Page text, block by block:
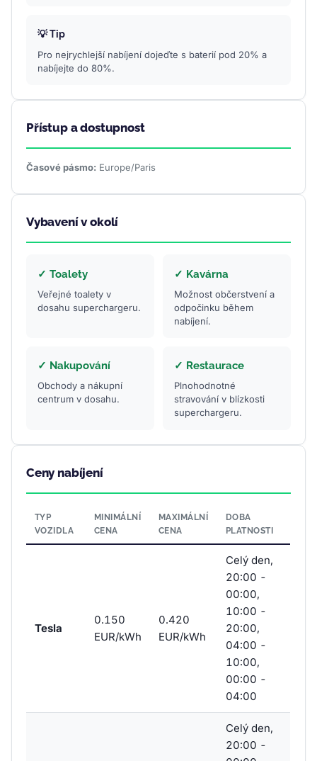
💡 Tip
Pro nejrychlejší nabíjení dojeďte s baterií pod 20% a
nabíjejte do 80%.
Přístup a dostupnost
Časové pásmo: Europe/Paris
Vybavení v okolí
✓ Toalety
Veřejné toalety v
dosahu superchargeru.
✓ Kavárna
Možnost občerstvení a
odpočinku během
nabíjení.
✓ Nakupování
Obchody a nákupní
centrum v dosahu.
✓ Restaurace
Plnohodnotné
stravování v blízkosti
superchargeru.
Ceny nabíjení
TYP
VOZIDLA
MINIMÁLNÍ
CENA
MAXIMÁLNÍ
CENA
DOBA
PLATNOSTI
Tesla
0.150
EUR/kWh
0.420
EUR/kWh
Celý den,
20:00 -
00:00,
10:00 -
20:00,
04:00 -
10:00,
00:00 -
04:00
Celý den,
20:00 -